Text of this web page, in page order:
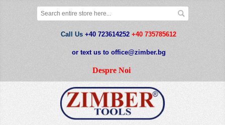
Call Us +40 723614252 +40 735785612
or text us to office@zimber.bg
Despre Noi